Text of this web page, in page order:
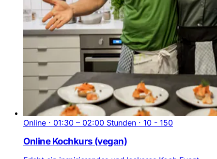
Online · 01:30 – 02:00 Stunden · 10 - 150
Online Kochkurs (vegan)